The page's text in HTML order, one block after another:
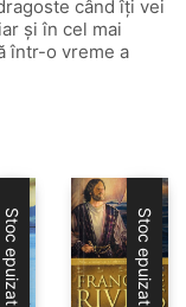
când îți vei
și în cel mai
într-o vreme a
Stoc epuizat Stoc epuizat